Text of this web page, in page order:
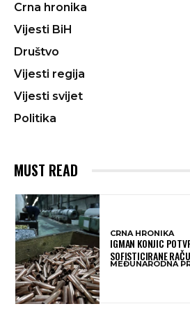
Crna hronika
Vijesti BiH
Društvo
Vijesti regija
Vijesti svijet
Politika
MUST READ
CRNA HRONIKA
IGMAN KONJIC
SOFISTICIRANE
NOVCA BLOKIRAN,
MEĐUNARODNA